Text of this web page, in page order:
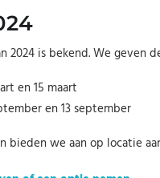
2024 is bekend. We geven
en 15 maart
en 13 september
bieden we aan op locatie